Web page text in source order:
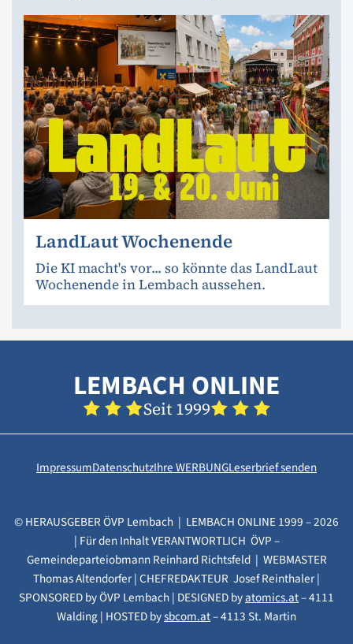
LandLaut Wochenende
Die KI macht's vor... so könnte das LandLaut
Wochenende in Lembach aussehen.
LEMBACH ONLINE
Seit 1999
ImpressumDatenschutzIhre WERBUNGLeserbrief senden
© HERAUSGEBER ÖVP Lembach | LEMBACH ONLINE 1999 – 2026
| Für den Inhalt VERANTWORTLICH ÖVP –
Gemeindeparteiobmann Reinhard Richtsfeld | WEBMASTER
Thomas Altendorfer | CHEFREDAKTEUR Josef Reinthaler |
SPONSORED by ÖVP Lembach | DESIGNED byatomics.at– 4111
Walding | HOSTED bysbcom.at– 4113 St. Martin